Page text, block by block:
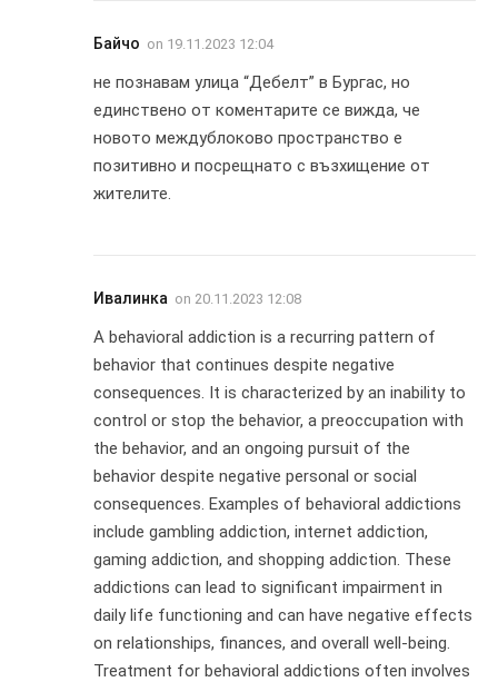
Байчо on 19.11.2023 12:04
не познавам улица “Дебелт” в Бургас, но
единствено от коментарите се вижда, че
новото междублоково пространство е
позитивно и посрещнато с възхищение от
жителите.
Ивалинка on 20.11.2023 12:08
A behavioral addiction is a recurring pattern of
behavior that continues despite negative
consequences. It is characterized by an inability to
control or stop the behavior, a preoccupation with
the behavior, and an ongoing pursuit of the
behavior despite negative personal or social
consequences. Examples of behavioral addictions
include gambling addiction, internet addiction,
gaming addiction, and shopping addiction. These
addictions can lead to significant impairment in
daily life functioning and can have negative effects
on relationships, finances, and overall well-being.
Treatment for behavioral addictions often involves